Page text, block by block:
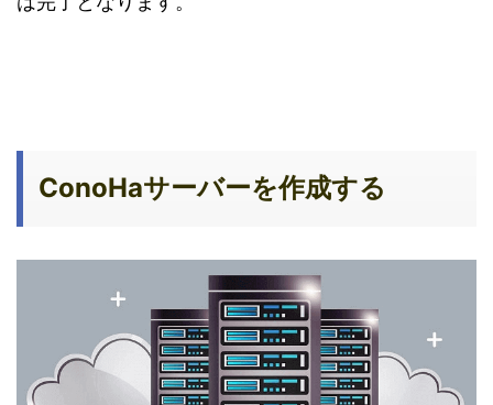
ConoHaサーバーを作成する